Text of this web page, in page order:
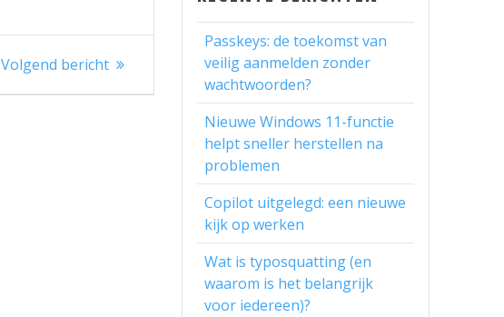
Next
Volgend bericht
Passkeys: de toekomst van
veilig aanmelden zonder
wachtwoorden?
Nieuwe Windows 11-functie
helpt sneller herstellen na
problemen
Copilot uitgelegd: een nieuwe
kijk op werken
Wat is typosquatting (en
waarom is het belangrijk
voor iedereen)?